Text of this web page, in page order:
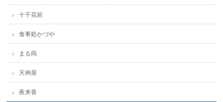
十千花前
食事処かづや
まる両
天神屋
夜来香